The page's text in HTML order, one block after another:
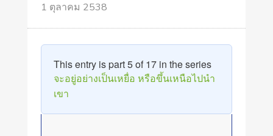
1 ตุลาคม 2538
This entry is part 5 of 17 in the series
จะอยู่อย่างเป็นเหยื่อ หรือขึ้นเหนือไปนำ
เขา